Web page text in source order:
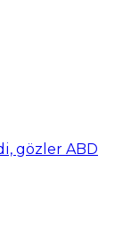
gözler ABD